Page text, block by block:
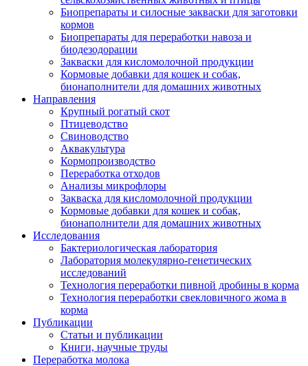
Биопрепараты и силосные закваски для заготовки
кормов
Биопрепараты для переработки навоза и
биодезодорации
Закваски для кисломолочной продукции
Кормовые добавки для кошек и собак,
бионаполнители для домашних животных
Направления
Крупный рогатый скот
Птицеводство
Свиноводство
Аквакультура
Кормопроизводство
Переработка отходов
Анализы микрофлоры
Закваска для кисломолочной продукции
Кормовые добавки для кошек и собак,
бионаполнители для домашних животных
Исследования
Бактериологическая лаборатория
Лаборатория молекулярно-генетических
исследований
Технология переработки пивной дробины в корма
Технология переработки свекловичного жома в
корма
Публикации
Статьи и публикации
Книги, научные труды
Переработка молока